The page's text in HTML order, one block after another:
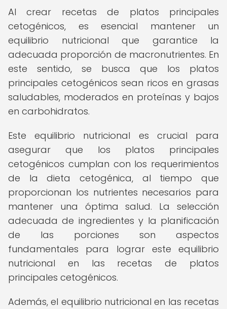
Al crear recetas de platos principales
cetogénicos, es esencial mantener un
equilibrio nutricional que garantice la
adecuada proporción de macronutrientes. En
este sentido, se busca que los platos
principales cetogénicos sean ricos en grasas
saludables, moderados en proteínas y bajos
en carbohidratos.
Este equilibrio nutricional es crucial para
asegurar que los platos principales
cetogénicos cumplan con los requerimientos
de la dieta cetogénica, al tiempo que
proporcionan los nutrientes necesarios para
mantener una óptima salud. La selección
adecuada de ingredientes y la planificación
de las porciones son aspectos
fundamentales para lograr este equilibrio
nutricional en las recetas de platos
principales cetogénicos.
Además, el equilibrio nutricional en las recetas